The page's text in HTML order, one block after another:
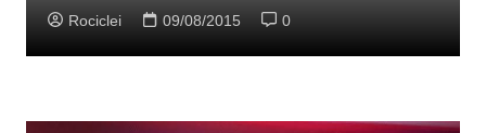
Rociclei 09/08/2015 0